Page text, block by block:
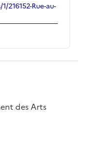
216152-Rue-au-
des Arts